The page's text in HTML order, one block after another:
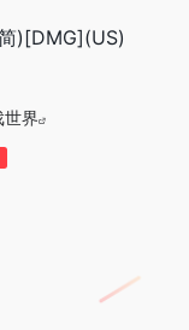
)[DMG](US)
世界